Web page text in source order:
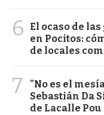
6
El ocaso de
en Pocitos:
de locales
7
"No es el
Sebastián Da
de Lacalle Pou